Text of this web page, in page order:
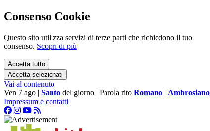
Consenso Cookie
Questo sito utilizza servizi di terze parti che richiedono il tuo
consenso. Scopri di più
Accetta tutto
Accetta selezionati
Vai al contenuto
Ven 7 ago | Santo del giorno | Parola rito Romano | Ambrosiano
Impressum e contatti |